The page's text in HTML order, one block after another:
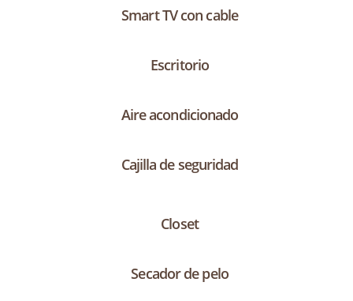
Smart TV con cable
Escritorio
Aire acondicionado
Cajilla de seguridad
Closet
Secador de pelo